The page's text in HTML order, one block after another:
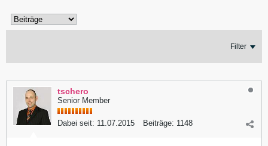
Filter
tschero
Senior Member
Dabei seit: 11.07.2015 Beiträge: 1148